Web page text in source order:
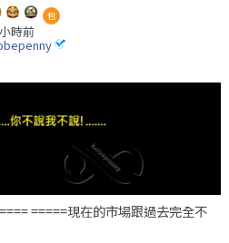
包
時前
=====現在的市場跟過去完全不